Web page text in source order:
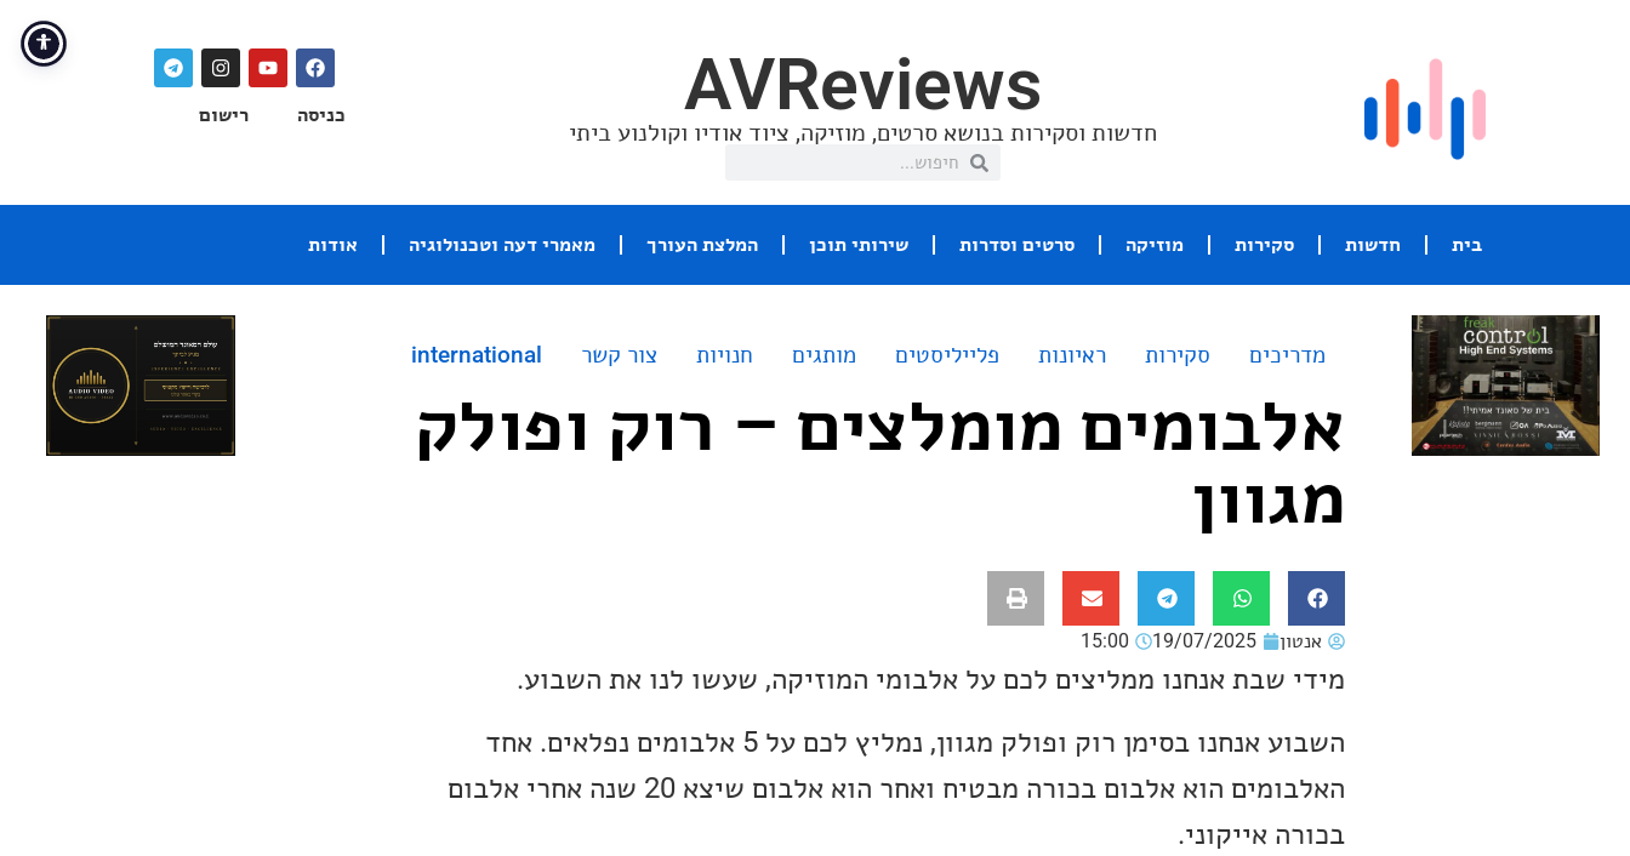
AVReviews
חדשות וסקירות בנושא סרטים, מוזיקה, ציוד אודיו וקולנוע ביתי
כניסה רישום
בית חדשות סקירות מוזיקה סרטים וסדרות שירותי תוכן המלצת העורך מאמרי דעה וטכנולוגיה אודות
מדריכים סקירות ראיונות פלייליסטים מותגים חנויות צור קשר international
אלבומים מומלצים – רוק ופולק
מגוון
אנטון 19/07/2025
15:00
מידי שבת אנחנו ממליצים לכם על אלבומי המוזיקה, שעשו לנו את השבוע.
השבוע אנחנו בסימן רוק ופולק מגוון, נמליץ לכם על 5 אלבומים נפלאים. אחד
האלבומים הוא אלבום בכורה מבטיח ואחר הוא אלבום שיצא 20 שנה אחרי אלבום
בכורה אייקוני.